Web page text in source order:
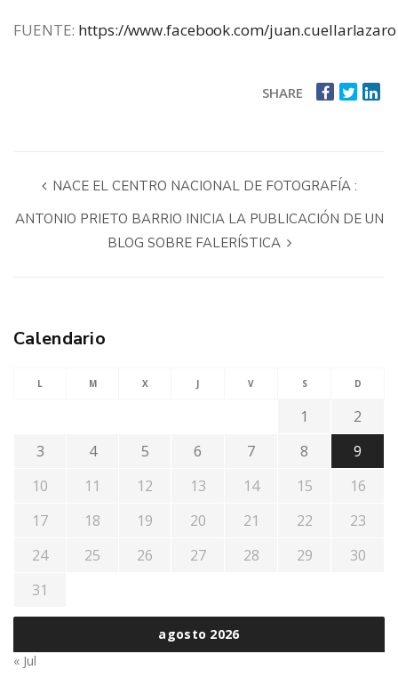
FUENTE: https://www.facebook.com/juan.cuellarlazaro
SHARE
NACE EL CENTRO NACIONAL DE FOTOGRAFÍA :
ANTONIO PRIETO BARRIO INICIA LA PUBLICACIÓN DE UN
BLOG SOBRE FALERÍSTICA
Calendario
agosto 2026
L M X J V S D
1
2
3
4 5 6 7 8
9
10
11 12 13 14 15
16
17
18 19 20 21 22
23
24
25 26 27 28 29
30
31
« Jul